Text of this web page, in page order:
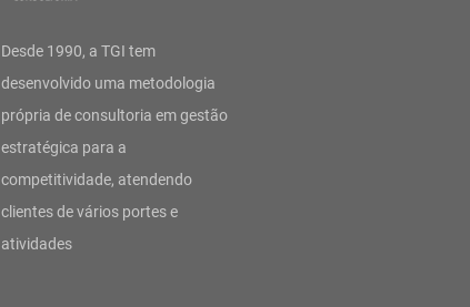
Desde 1990, a TGI tem
desenvolvido uma metodologia
própria de consultoria em gestão
estratégica para a
competitividade, atendendo
clientes de vários portes e
atividades